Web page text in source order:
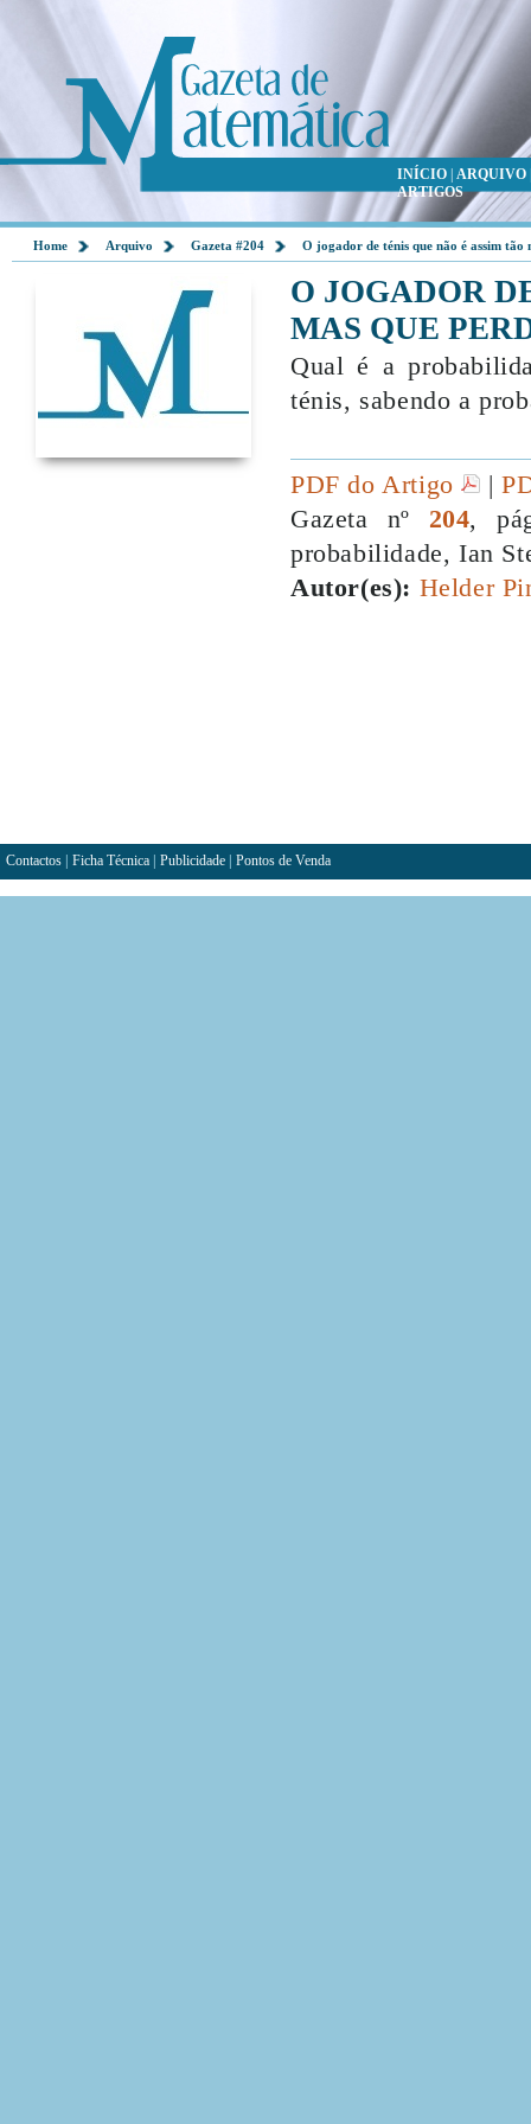
INÍCIO ARQUIVO
ARTIGOS
Home Arquivo Gazeta #204 O jogador de ténis que não é assim tão
O JOGADOR
MAS QUE
Qual é a
ténis, sabendo a
PDF do Artigo |
Gazeta nº 204,
probabilidade, Ian
Autor(es): Helder
Contactos Ficha Técnica Publicidade Pontos de Venda